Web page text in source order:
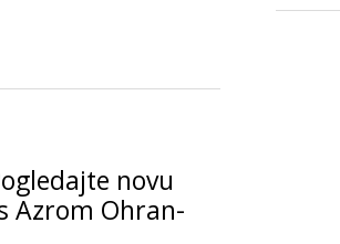
novu
Azrom Ohran-